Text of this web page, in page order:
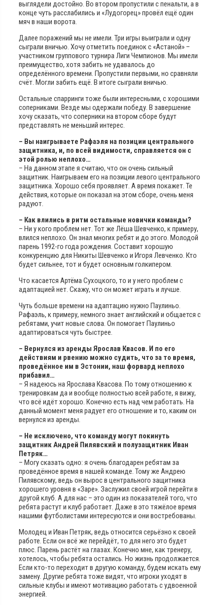
выглядели достойно. Во втором пропустили с пенальти, а в
конце чуть расслабились и «Лудогорец» провёл ещё один
мяч в наши ворота.
Далее поражений мы не имели. Три игры выиграли и одну
сыграли вничью. Хочу отметить поединок с «Астаной» –
участником группового турнира Лиги Чемпионов. Мы имели
преимущество, хотя забить не удавалось до
определённого времени. Пропустили первыми, но сравняли
счёт. Могли забить ещё. В итоге сыграли вничью.
Остальные спарринги тоже были интересными, с хорошими
соперниками. Везде мы одержали победу. В завершение
хочу сказать, что соперники на втором сборе будут
представлять не меньший интерес.
– Вы наигрываете Рафаэля на позиции центрального
защитника, и, по всей видимости, справляется он с
этой ролью неплохо…
– На данном этапе я считаю, что он очень сильный
защитник. Наигрываем его на позиции левого центрального
защитника. Хорошо себя проявляет. А время покажет. Те
действия, которые он показал на этом сборе, очень меня
радуют.
– Как влились в ритм остальные новички команды?
– Ни у кого проблем нет. Тот же Лёша Шевченко, к примеру,
влился неплохо. Он знал многих ребят и до этого. Молодой
парень 1992-го года рождения. Составит хорошую
конкуренцию для Никиты Шевченко и Игоря Левченко. Кто
будет сильнее, тот и будет основным голкипером.
Что касается Артёма Сухоцкого, то и у него проблем с
адаптацией нет. Скажу, что он может играть и лучше.
Чуть больше времени на адаптацию нужно Паулиньо.
Рафаэль, к примеру, немного знает английский и общается с
ребятами, учит новые слова. Он помогает Паулиньо
адаптироваться чуть быстрее.
– Вернулся из аренды Ярослав Квасов. И по его
действиям и рвению можно судить, что за то время,
проведённое им в Эстонии, наш форвард неплохо
прибавил…
– Я надеюсь на Ярослава Квасова. По тому отношению к
тренировкам да и вообще полностью всей работе, я вижу,
что всё идёт хорошо. Конечно есть над чем работать. На
данный момент меня радует его отношение и то, каким он
вернулся из аренды.
– Не исключено, что команду могут покинуть
защитник Андрей Пилявский и полузащитник Иван
Петряк…
– Могу сказать одно: я очень благодарен ребятам за
проведённое время в нашей команде. Тому же Андрею
Пилявскому, ведь он вырос в центрального защитника
хорошего уровня в «Заре». Заслужил своей игрой перейти в
другой клуб. А для нас – это один из показателей того, что
ребята растут и клуб работает. Даже в это тяжёлое время
нашими футболистами интересуются и они востребованы.
Молодец и Иван Петряк, ведь относится серьёзно к своей
работе. Если он всё же перейдёт, то для него это будет
плюс. Парень растёт на глазах. Конечно мне, как тренеру,
хотелось, чтобы ребята остались. Но жизнь продолжается.
Если кто-то переходит в другую команду, будем искать ему
замену. Другие ребята тоже видят, что игроки уходят в
сильные клубы и имеют мотивацию работать с удвоенной
энергией.